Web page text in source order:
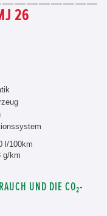
26
l/100km
g/km
UND DIE CO₂-